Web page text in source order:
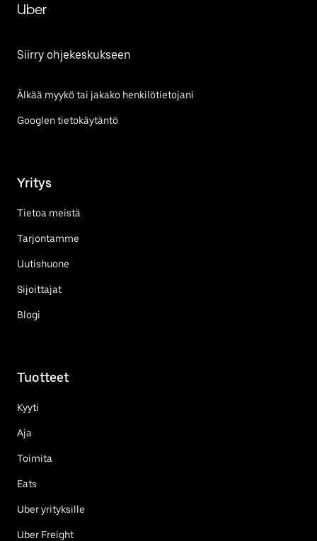
Uber
Siirry ohjekeskukseen
Älkää myykö tai jakako henkilötietojani
Googlen tietokäytäntö
Yritys
Tietoa meistä
Tarjontamme
Uutishuone
Sijoittajat
Blogi
Tuotteet
Kyyti
Aja
Toimita
Eats
Uber yrityksille
Uber Freight